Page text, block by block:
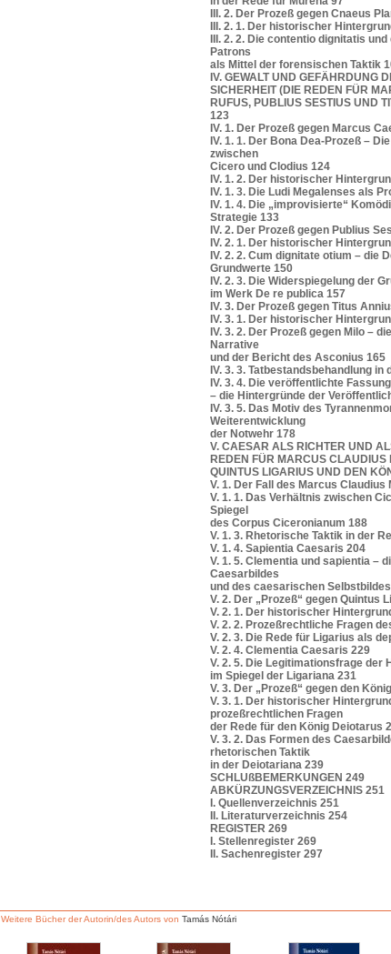
III. 2. Der Prozeß gegen Cnaeus
III. 2. 1. Der historischer
III. 2. 2. Die contentio dignitatis
Patrons
als Mittel der forensischen Taktik
IV. GEWALT UND GEFÄHRDUNG
SICHERHEIT (DIE REDEN FÜR
RUFUS, PUBLIUS SESTIUS UND
123
IV. 1. Der Prozeß gegen Marcus
IV. 1. 1. Der Bona Dea-Prozeß –
zwischen
Cicero und Clodius 124
IV. 1. 2. Der historischer
IV. 1. 3. Die Ludi Megalenses als
IV. 1. 4. Die „improvisierte“
Strategie 133
IV. 2. Der Prozeß gegen Publius
IV. 2. 1. Der historischer
IV. 2. 2. Cum dignitate otium – die
Grundwerte 150
IV. 2. 3. Die Widerspiegelung der
im Werk De re publica 157
IV. 3. Der Prozeß gegen Titus
IV. 3. 1. Der historischer
IV. 3. 2. Der Prozeß gegen Milo –
Narrative
und der Bericht des Asconius 165
IV. 3. 3. Tatbestandsbehandlung in
IV. 3. 4. Die veröffentlichte
– die Hintergründe der
IV. 3. 5. Das Motiv des
Weiterentwicklung
der Notwehr 178
V. CAESAR ALS RICHTER UND
REDEN FÜR MARCUS CLAUDIUS
QUINTUS LIGARIUS UND DEN
V. 1. Der Fall des Marcus Claudius
V. 1. 1. Das Verhältnis zwischen
Spiegel
des Corpus Ciceronianum 188
V. 1. 3. Rhetorische Taktik in der
V. 1. 4. Sapientia Caesaris 204
V. 1. 5. Clementia und sapientia –
Caesarbildes
und des caesarischen
V. 2. Der „Prozeß“ gegen Quintus
V. 2. 1. Der historischer
V. 2. 2. Prozeßrechtliche Fragen
V. 2. 3. Die Rede für Ligarius als
V. 2. 4. Clementia Caesaris 229
V. 2. 5. Die Legitimationsfrage der
im Spiegel der Ligariana 231
V. 3. Der „Prozeß“ gegen den
V. 3. 1. Der historischer
prozeßrechtlichen Fragen
der Rede für den König Deiotarus
V. 3. 2. Das Formen des
rhetorischen Taktik
in der Deiotariana 239
SCHLUßBEMERKUNGEN 249
ABKÜRZUNGSVERZEICHNIS 251
I. Quellenverzeichnis 251
II. Literaturverzeichnis 254
REGISTER 269
I. Stellenregister 269
II. Sachenregister 297
Weitere Bücher der Autorin/des Autors von Tamás Nótári